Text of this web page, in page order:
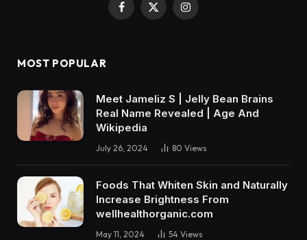
Facebook
X
Instagram
MOST POPULAR
Meet Jameliz S | Jelly Bean Brains
Real Name Revealed | Age And
Wikipedia
July 26, 2024 80 Views
Foods That Whiten Skin and Naturally
Increase Brightness From
wellhealthorganic.com
May 11, 2024 54 Views